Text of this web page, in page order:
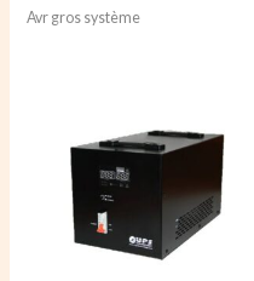
Avr gros système